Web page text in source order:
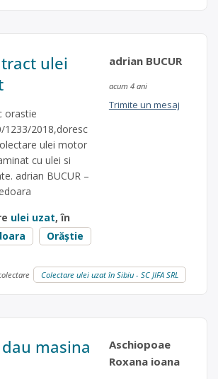
ulei
orastie
1233/2018,doresc
ulei motor
cu ulei si
adrian BUCUR –
ulei uzat, în
Orăștie
adrian BUCUR
acum 4 ani
Trimite un mesaj
Colectare ulei uzat în Sibiu - SC JIFA SRL
masina
Aschiopoae
Roxana ioana